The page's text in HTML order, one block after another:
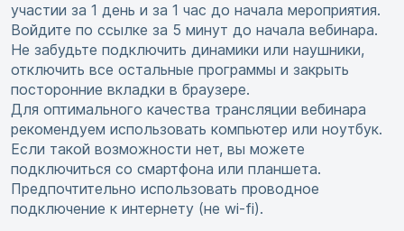
участии за 1 день и за 1 час до начала мероприятия.
Войдите по ссылке за 5 минут до начала вебинара.
Не забудьте подключить динамики или наушники,
отключить все остальные программы и закрыть
посторонние вкладки в браузере.
Для оптимального качества трансляции вебинара
рекомендуем использовать компьютер или ноутбук.
Если такой возможности нет, вы можете
подключиться со смартфона или планшета.
Предпочтительно использовать проводное
подключение к интернету (не wi-fi).